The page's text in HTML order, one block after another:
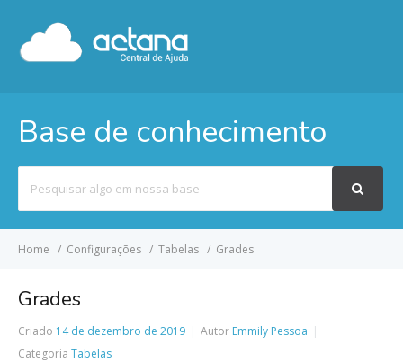
Base de conhecimento
por
Home Configurações Tabelas Grades
Grades
Criado 14 de dezembro de 2019 Autor Emmily Pessoa
Categoria Tabelas